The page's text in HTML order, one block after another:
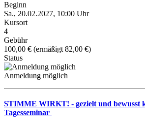
Beginn
Sa., 20.02.2027, 10:00 Uhr
Kursort
4
Gebühr
100,00 € (ermäßigt 82,00 €)
Status
Anmeldung möglich
STIMME WIRKT! - gezielt und bewusst
Tagesseminar